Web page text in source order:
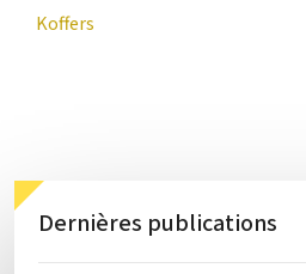
Koffers
Dernières publications